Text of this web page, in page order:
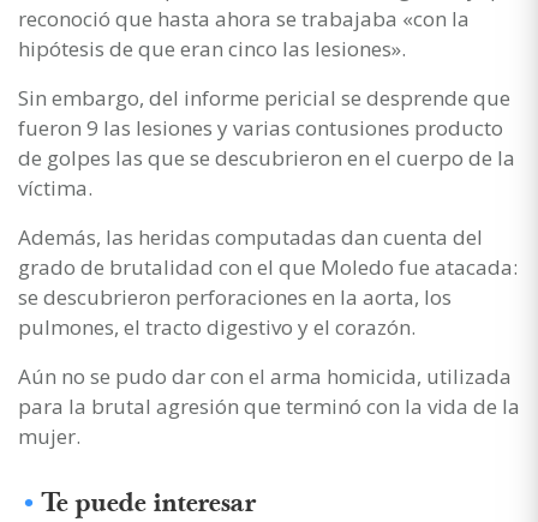
reconoció que hasta ahora se trabajaba «con la
hipótesis de que eran cinco las lesiones».
Sin embargo, del informe pericial se desprende que
fueron 9 las lesiones y varias contusiones producto
de golpes las que se descubrieron en el cuerpo de la
víctima.
Además, las heridas computadas dan cuenta del
grado de brutalidad con el que Moledo fue atacada:
se descubrieron perforaciones en la aorta, los
pulmones, el tracto digestivo y el corazón.
Aún no se pudo dar con el arma homicida, utilizada
para la brutal agresión que terminó con la vida de la
mujer.
Te puede interesar